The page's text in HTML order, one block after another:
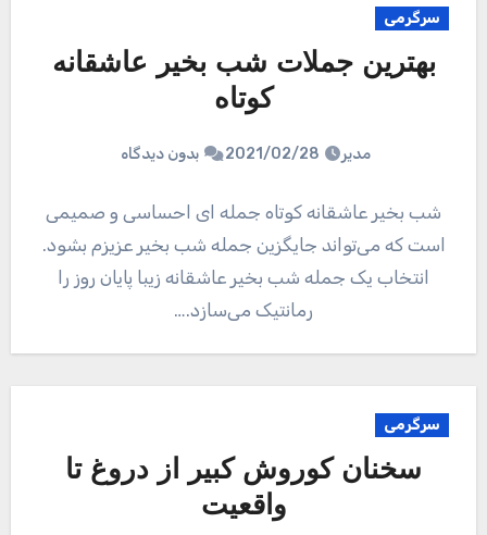
سرگرمی
بهترین جملات شب بخیر عاشقانه
کوتاه
مدیر 2021/02/28 بدون دیدگاه
شب بخیر عاشقانه کوتاه جمله ای احساسی و صمیمی
است که می‌تواند جایگزین جمله شب بخیر عزیزم بشود.
انتخاب یک جمله شب بخیر عاشقانه زیبا پایان روز را
رمانتیک می‌سازد.…
سرگرمی
سخنان کوروش کبیر از دروغ تا
واقعیت